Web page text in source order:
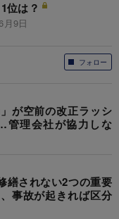
位は？
月9日
フォロー
が空前の改正ラッシ
管理会社が協力しな
繕されない2つの重要
事故が起きれば区分